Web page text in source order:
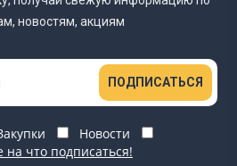
новостям, акциям
ПОДПИСАТЬСЯ
Новости
на что подписаться!